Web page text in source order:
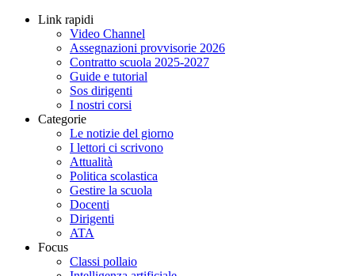
Link rapidi
Video Channel
Assegnazioni provvisorie 2026
Contratto scuola 2025-2027
Guide e tutorial
Sos dirigenti
I nostri corsi
Categorie
Le notizie del giorno
I lettori ci scrivono
Attualità
Politica scolastica
Gestire la scuola
Docenti
Dirigenti
ATA
Focus
Classi pollaio